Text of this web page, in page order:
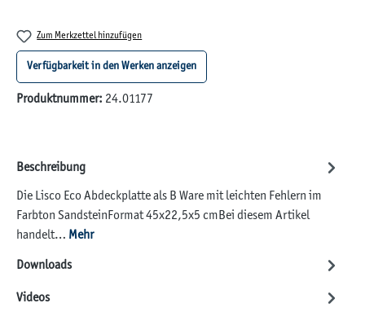
Zum Merkzettel hinzufügen
Verfügbarkeit in den Werken anzeigen
Produktnummer: 24.01177
Beschreibung
Die Lisco Eco Abdeckplatte als B Ware mit leichten Fehlern im
Farbton SandsteinFormat 45x22,5x5 cmBei diesem Artikel
handelt… Mehr
Downloads
Videos